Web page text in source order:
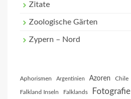
Zitate
Zoologische Gärten
Zypern – Nord
Aphorismen Argentinien Azoren Chile
Falkland Inseln Falklands Fotografie